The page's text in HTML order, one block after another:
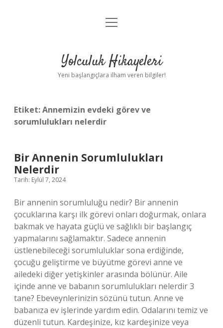
Anasayfa
Yasal Uyarı
menüyü
Yolculuk Hikayeleri
Yeni başlangıçlara ilham veren bilgiler!
Etiket:Annemizin evdeki görev ve
sorumlulukları nelerdir
Bir Annenin Sorumlulukları
Nelerdir
Tarih: Eylül 7, 2024
Bir annenin sorumluluğu nedir? Bir annenin
çocuklarına karşı ilk görevi onları doğurmak, onlara
bakmak ve hayata güçlü ve sağlıklı bir başlangıç ​​
yapmalarını sağlamaktır. Sadece annenin
üstlenebileceği sorumluluklar sona erdiğinde,
çocuğu geliştirme ve büyütme görevi anne ve
ailedeki diğer yetişkinler arasında bölünür. Aile
içinde anne ve babanın sorumlulukları nelerdir 3
tane? Ebeveynlerinizin sözünü tutun. Anne ve
babanıza ev işlerinde yardım edin. Odalarını temiz ve
düzenli tutun. Kardeşinize, kız kardeşinize veya